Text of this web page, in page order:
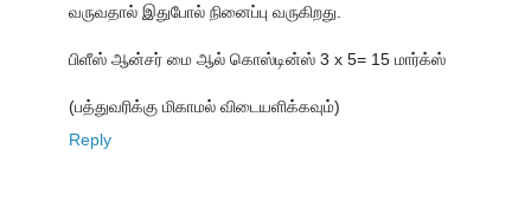
வருவதால் இதுபோல் நினைப்பு வருகிறது.
பிளீஸ் ஆன்சர் மை ஆல் கொஸ்டின்ஸ் 3 x 5= 15 மார்க்ஸ்
(பத்துவரிக்கு மிகாமல் விடையளிக்கவும்)
Reply